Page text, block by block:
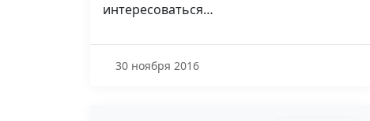
интересоваться…
30 ноября 2016